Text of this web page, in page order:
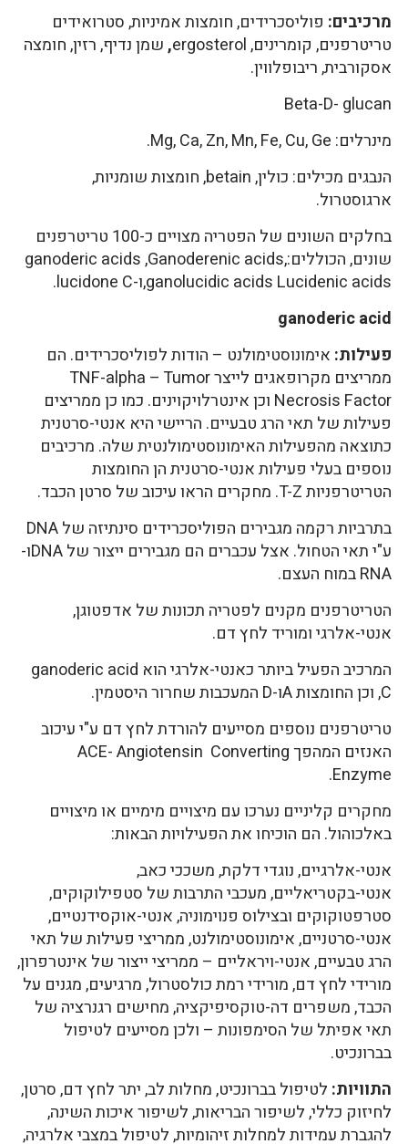
מרכיבים: פוליסכרידים, חומצות אמיניות, סטרואידים
טריטרפנים, קומרינים, ergosterol
,שמן נדיף, רזין, חומצה
אסקורבית, ריבופלווין.
Beta-D- glucan
מינרלים: Mg, Ca, Zn, Mn, Fe, Cu, Ge.
הנבגים מכילים: כולין, betain, חומצות שומניות,
ארגוסטרול.
בחלקים השונים של הפטריה מצויים כ-100 טריטרפנים
שונים, הכוללים:,ganoderic acids ,Ganoderenic acids
,ganolucidic acids Lucidenic acidsו-lucidone C.
ganoderic acid
פעילות: אימונוסטימולנט – הודות לפוליסכרידים. הם
ממריצים מקרופאגים לייצר TNF-alpha – Tumor
Necrosis Factor וכן אינטרלויקוינים. כמו כן ממריצים
פעילות של תאי הרג טבעיים. הריישי היא אנטי-סרטנית
כתוצאה מהפעילות האימונוסטימולנטית שלה. מרכיבים
נוספים בעלי פעילות אנטי-סרטנית הן החומצות
הטריטרפניות T-Z. מחקרים הראו עיכוב של סרטן הכבד.
בתרביות רקמה מגבירים הפוליסכרידים סינתיזה של DNA
ע"י תאי הטחול. אצל עכברים הם מגבירים ייצור של DNAו-
RNA במוח העצם.
הטריטרפנים מקנים לפטריה תכונות של אדפטוגן,
אנטי-אלרגי ומוריד לחץ דם.
המרכיב הפעיל ביותר כאנטי-אלרגי הוא ganoderic acid
C, וכן החומצות Aו-D המעכבות שחרור היסטמין.
טריטרפנים נוספים מסייעים להורדת לחץ דם ע"י עיכוב
האנזים המהפך ACE- Angiotensin Converting
Enzyme.
מחקרים קליניים נערכו עם מיצויים מימיים או מיצויים
באלכוהול. הם הוכיחו את הפעילויות הבאות:
אנטי-אלרגיים, נוגדי דלקת, משככי כאב,
אנטי-בקטריאליים, מעכבי התרבות של סטפילוקוקים,
סטרפטוקוקים ובצילוס פנוימוניה, אנטי-אוקסידנטיים,
אנטי-סרטניים, אימונוסטימולנט, ממריצי פעילות של תאי
הרג טבעיים, אנטי-ויראליים – ממריצי ייצור של אינטרפרון,
מורידי לחץ דם, מורידי רמת כולסטרול, מרגיעים, מגנים על
הכבד, משפרים דה-טוקסיפיקציה, מחישים רגנרציה של
תאי אפיתל של הסימפונות – ולכן מסייעים לטיפול
בברונכיט.
התוויות: לטיפול בברונכיט, מחלות לב, יתר לחץ דם, סרטן,
לחיזוק כללי, לשיפור הבריאות, לשיפור איכות השינה,
להגברת עמידות למחלות זיהומיות, לטיפול במצבי אלרגיה,